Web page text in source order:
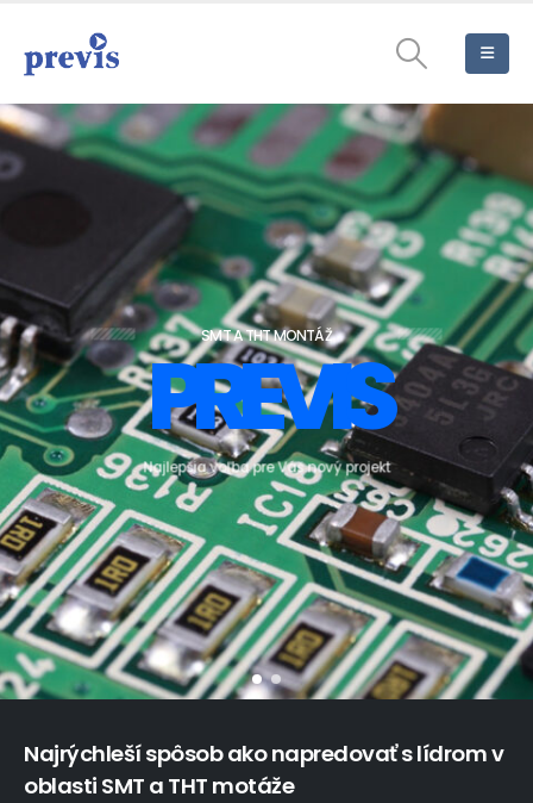
SMT A THT MONTÁŽ
PREVIS
NajlepšiavoľbapreVášnovýprojekt
Najrýchleší spôsob ako napredovať s lídrom v
oblasti SMT a THT motáže